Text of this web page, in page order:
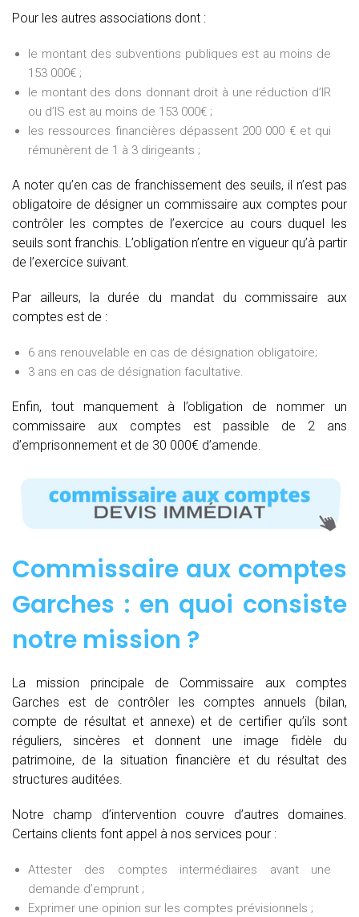
Pour les autres associations dont :
le montant des subventions publiques est au moins de
153 000€ ;
le montant des dons donnant droit à une réduction d’IR
ou d’IS est au moins de 153 000€ ;
les ressources financières dépassent 200 000 € et qui
rémunèrent de 1 à 3 dirigeants ;
A noter qu’en cas de franchissement des seuils, il n’est pas
obligatoire de désigner un commissaire aux comptes pour
contrôler les comptes de l’exercice au cours duquel les
seuils sont franchis. L’obligation n’entre en vigueur qu’à partir
de l’exercice suivant.
Par ailleurs, la durée du mandat du commissaire aux
comptes est de :
6 ans renouvelable en cas de désignation obligatoire;
3 ans en cas de désignation facultative.
Enfin, tout manquement à l’obligation de nommer un
commissaire aux comptes est passible de 2 ans
d’emprisonnement et de 30 000€ d’amende.
Commissaire aux comptes
Garches : en quoi consiste
notre mission ?
La mission principale de Commissaire aux comptes
Garches est de contrôler les comptes annuels (bilan,
compte de résultat et annexe) et de certifier qu’ils sont
réguliers, sincères et donnent une image fidèle du
patrimoine, de la situation financière et du résultat des
structures auditées.
Notre champ d’intervention couvre d’autres domaines.
Certains clients font appel à nos services pour :
Attester des comptes intermédiaires avant une
demande d’emprunt ;
Exprimer une opinion sur les comptes prévisionnels ;